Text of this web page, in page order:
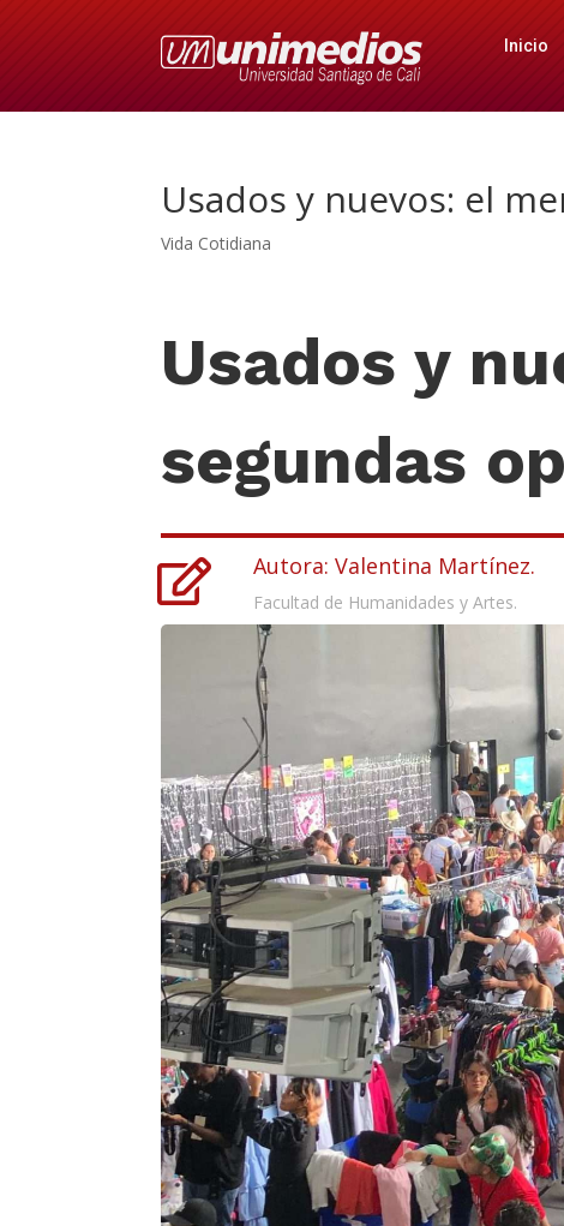
Inicio
Usados y nuevos: el
Vida Cotidiana
Usados y
segundas
 Autora: Valentina Martínez.
Facultad de Humanidades y Artes.